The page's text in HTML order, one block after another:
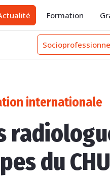
Formation
internationale
du